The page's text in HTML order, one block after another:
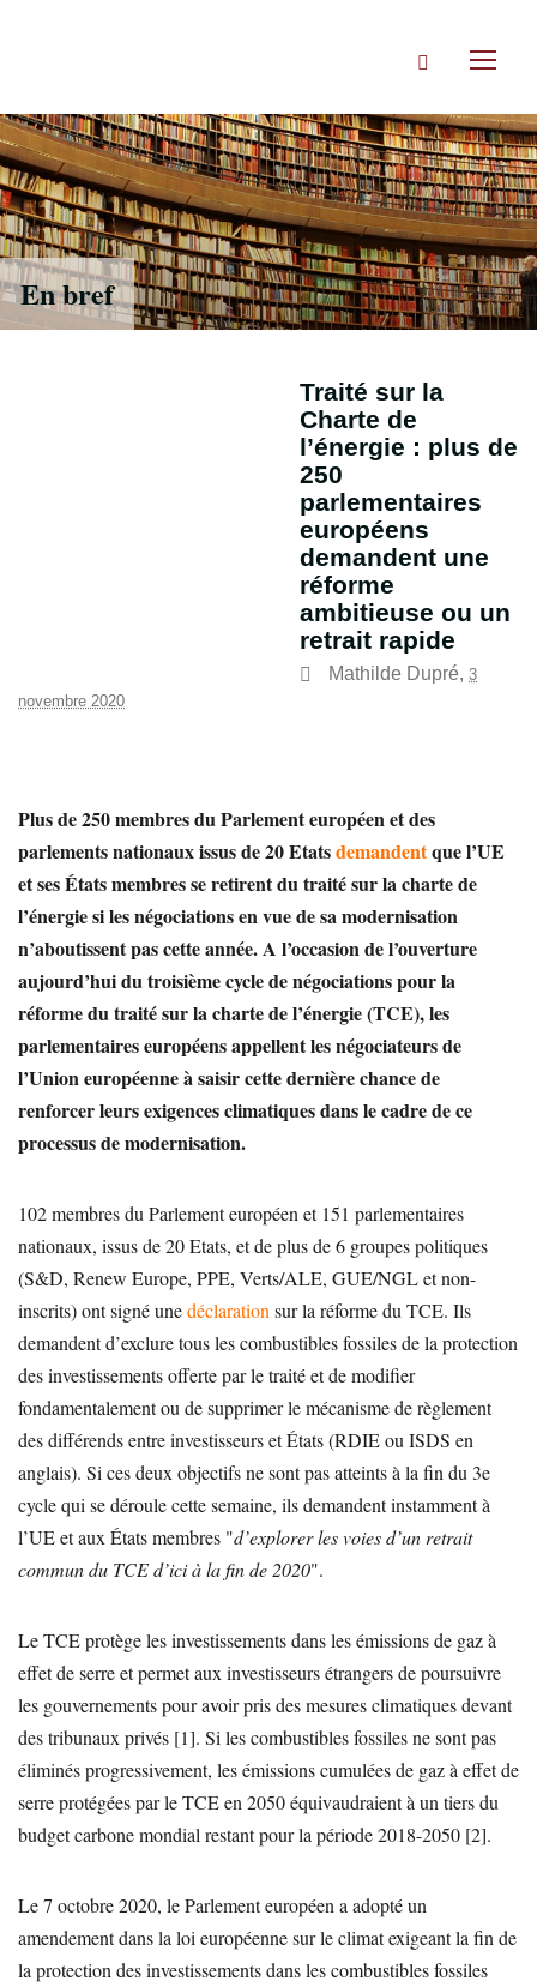
Rechercher
En bref
Traité sur la
Charte de
l’énergie : plus de
250
parlementaires
européens
demandent une
réforme
ambitieuse ou un
retrait rapide
Mathilde Dupré, 3
novembre 2020
Plus de 250 membres du Parlement européen et des
parlements nationaux issus de 20 Etatsdemandentque l’UE
et ses États membres se retirent du traité sur la charte de
l’énergie si les négociations en vue de sa modernisation
n’aboutissent pas cette année. A l’occasion de l’ouverture
aujourd’hui du troisième cycle de négociations pour la
réforme du traité sur la charte de l’énergie (TCE), les
parlementaires européens appellent les négociateurs de
l’Union européenne à saisir cette dernière chance de
renforcer leurs exigences climatiques dans le cadre de ce
processus de modernisation.
102 membres du Parlement européen et 151 parlementaires
nationaux, issus de 20 Etats, et de plus de 6 groupes politiques
(S&D, Renew Europe, PPE, Verts/ALE, GUE/NGL et non-
inscrits) ont signé unedéclaration sur la réforme du TCE. Ils
demandent d’exclure tous les combustibles fossiles de la protection
des investissements offerte par le traité et de modifier
fondamentalement ou de supprimer le mécanisme de règlement
des différends entre investisseurs et États (RDIE ou ISDS en
anglais). Si ces deux objectifs ne sont pas atteints à la fin du 3e
cycle qui se déroule cette semaine, ils demandent instamment à
l’UE et aux États membres "d’explorer les voies d’un retrait
commun du TCE d’ici à la fin de 2020".
Le TCE protège les investissements dans les émissions de gaz à
effet de serre et permet aux investisseurs étrangers de poursuivre
les gouvernements pour avoir pris des mesures climatiques devant
des tribunaux privés [1]. Si les combustibles fossiles ne sont pas
éliminés progressivement, les émissions cumulées de gaz à effet de
serre protégées par le TCE en 2050 équivaudraient à un tiers du
budget carbone mondial restant pour la période 2018-2050 [2].
Le 7 octobre 2020, le Parlement européen a adopté un
amendement dans la loi européenne sur le climat exigeant la fin de
la protection des investissements dans les combustibles fossiles